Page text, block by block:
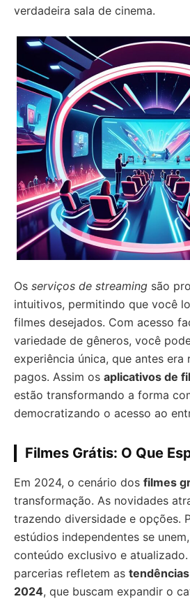
verdadeira sala de cinema.
Os serviços de streaming são
intuitivos, permitindo que você
filmes desejados. Com acesso
variedade de gêneros, você
experiência única, que antes era
pagos. Assim os aplicativos de
estão transformando a forma
democratizando o acesso ao
Filmes Grátis: O Que
Em 2024, o cenário dos filmes
transformação. As novidades
trazendo diversidade e opções.
estúdios independentes se
conteúdo exclusivo e atualizado.
parcerias refletem as
2024, que buscam expandir o